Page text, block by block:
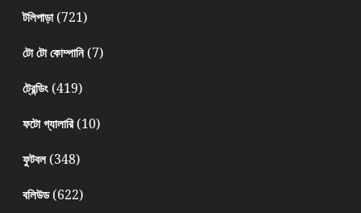
টলিপাড়া(721)
টো টো কোম্পানি(7)
ট্রেন্ডিং(419)
ফটো গ্যালারি(10)
ফুটবল(348)
বলিউড(622)